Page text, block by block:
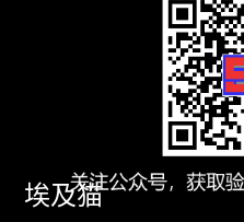
埃及猫